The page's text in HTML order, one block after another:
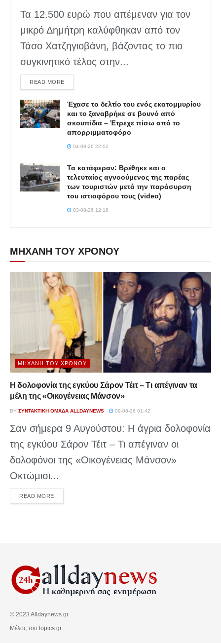
Τα 12.500 ευρώ που απέμεναν για τον
μικρό Δημήτρη καλύφθηκαν από τον
Τάσο Χατζηγιοβάνη, βάζοντας το πιο
συγκινητικό τέλος στην...
READ MOREDETAILS
Έχασε το δελτίο του ενός εκατομμυρίου
και το ξαναβρήκε σε βουνό από
σκουπίδια – Έτρεχε πίσω από το
απορριμματοφόρο
04-08-26 22:02
Τα κατάφεραν: Βρέθηκε και ο
τελευταίος αγνοούμενος της παρέας
των τουριστών μετά την παράσυρση
του ιστιοφόρου τους (video)
03-08-26 12:18
ΜΗΧΑΝΗ ΤΟΥ ΧΡΟΝΟΥ
ΜΗΧΑΝΉ ΤΟΥ ΧΡΌΝΟΥ
Η δολοφονία της εγκύου Σάρον Τέιτ – Τι απέγιναν τα
μέλη της «Οικογένειας Μάνσον»
BY ΣΥΝΤΑΚΤΙΚΉ ΟΜΆΔΑ ALLDAYNEWS 09-08-26 01:42
Σαν σήμερα 9 Αυγούστου: Η άγρια δολοφονία
της εγκύου Σάρον Τέιτ – Τι απέγιναν οι
δολοφόνοι της «Οικογένειας Μάνσον»
Οκτώμισι...
READ MOREDETAILS
© 2023 Alldaynews.gr
Μέλος του topics.gr